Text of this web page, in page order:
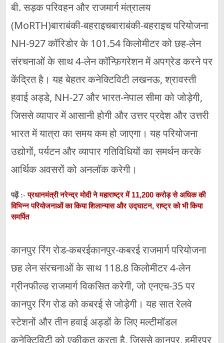
बी. सड़क परिवहन और राजमार्ग मंत्रालय
(MoRTH)बाराबंकी-बहराइचबाराबंकी-बहराइच परियोजना
NH-927 कॉरिडोर के 101.54 किलोमीटर को छह-लेन
संरचनाओं के साथ 4-लेन कॉन्फ़िगरेशन में अपग्रेड करने पर
केंद्रित है। यह बेहतर कनेक्टिविटी लखनऊ, श्रावस्ती
हवाई अड्डे, NH-27 और भारत-नेपाल सीमा को जोड़ेगी,
जिससे व्यापार में आसानी होगी और उत्तर प्रदेश और उत्तरी
भारत में यात्रा का समय कम हो जाएगा। यह परियोजना
उद्योगों, पर्यटन और व्यापार गतिविधियों का समर्थन करके
आर्थिक अवसरों को अनलॉक करेगी।
पढ़ें :-प्रधानमंत्री नरेन्द्र मोदी ने महाराष्ट्र में 11,200 करोड़ से अधिक की
विभिन्न परियोजनाओं का किया शिलान्यास और उद्घाटन, राष्ट्र को भी किया
समर्पित
कानपुर रिंग रोड-कबरईकानपुर-कबरई राजमार्ग परियोजना
छह लेन संरचनाओं के साथ 118.8 किलोमीटर 4-लेन
ग्रीनफील्ड राजमार्ग विकसित करेगी, जो एनएच-35 पर
कानपुर रिंग रोड को कबरई से जोड़ेगी। यह सात रेलवे
स्टेशनों और तीन हवाई अड्डों के लिए मल्टीमॉडल
कनेक्टिविटी को एकीकृत करता है, जिससे कानपुर, हमीरपुर